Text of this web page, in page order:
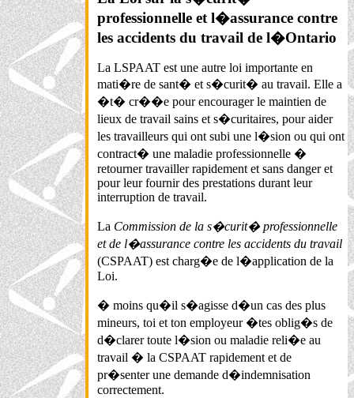
professionnelle et l�assurance contre
les accidents du travail de l�Ontario
La LSPAAT est une autre loi importante en
mati�re de sant� et s�curit� au travail. Elle a
�t� cr��e pour encourager le maintien de
lieux de travail sains et s�curitaires, pour aider
les travailleurs qui ont subi une l�sion ou qui ont
contract� une maladie professionnelle �
retourner travailler rapidement et sans danger et
pour leur fournir des prestations durant leur
interruption de travail.
La Commission de la s�curit� professionnelle
et de l�assurance contre les accidents du travail
(CSPAAT) est charg�e de l�application de la
Loi.
� moins qu�il s�agisse d�un cas des plus
mineurs, toi et ton employeur �tes oblig�s de
d�clarer toute l�sion ou maladie reli�e au
travail � la CSPAAT rapidement et de
pr�senter une demande d�indemnisation
correctement.